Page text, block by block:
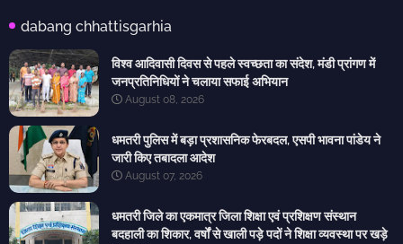
dabang chhattisgarhia
विश्व आदिवासी दिवस से पहले स्वच्छता का संदेश, मंडी प्रांगण में
जनप्रतिनिधियों ने चलाया सफाई अभियान
August 08, 2026
धमतरी पुलिस में बड़ा प्रशासनिक फेरबदल, एसपी भावना पांडेय ने
जारी किए तबादला आदेश
August 07, 2026
धमतरी जिले का एकमात्र जिला शिक्षा एवं प्रशिक्षण संस्थान
बदहाली का शिकार, वर्षों से खाली पड़े पदों ने शिक्षा व्यवस्था पर खड़े